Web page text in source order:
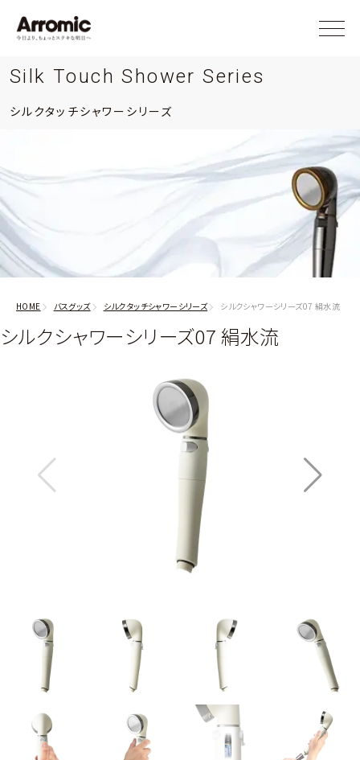
Silk Touch Shower Series
シルクタッチシャワーシリーズ
HOME バスグッズ シルクタッチシャワーシリーズ シルクシャワーシリーズ07 絹水流
シルクシャワーシリーズ07 絹水流